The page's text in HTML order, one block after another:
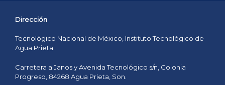
Dirección
Tecnológico Nacional de México, Instituto Tecnológico de
Agua Prieta
Carretera a Janos y Avenida Tecnológico s/n, Colonia
Progreso, 84268 Agua Prieta, Son.